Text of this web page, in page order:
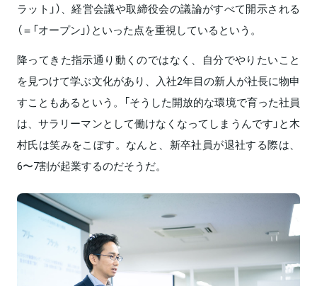
ラット」）、経営会議や取締役会の議論がすべて開示される
（＝「オープン」）といった点を重視しているという。
降ってきた指示通り動くのではなく、自分でやりたいこと
を見つけて学ぶ文化があり、入社2年目の新人が社長に物申
すこともあるという。「そうした開放的な環境で育った社員
は、サラリーマンとして働けなくなってしまうんです」と木
村氏は笑みをこぼす。なんと、新卒社員が退社する際は、
6〜7割が起業するのだそうだ。